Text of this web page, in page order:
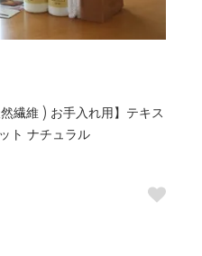
然繊維 ) お手入れ用】テキス
ト ナチュラル